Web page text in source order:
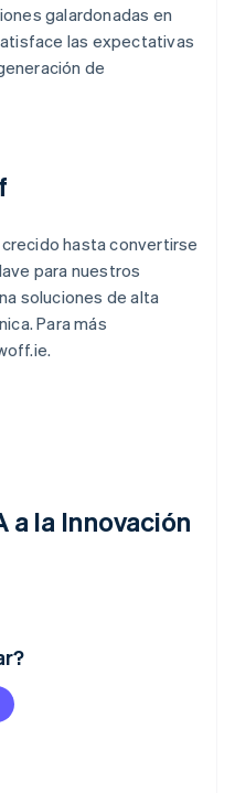
a la Innovación
galardonadas en
las expectativas
de
hasta convertirse
para nuestros
soluciones de alta
Para más